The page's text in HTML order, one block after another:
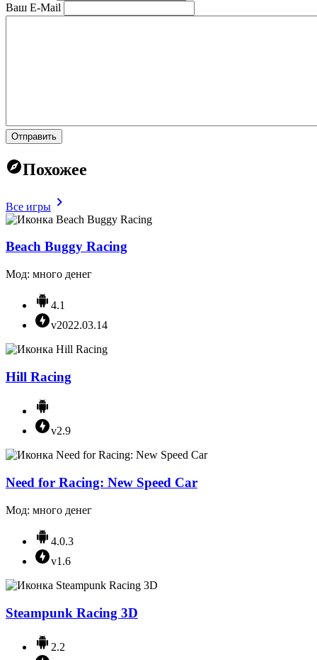
Ваш E-Mail
Отправить
Похожее
Все игры
Beach Buggy Racing
Мод: много денег
4.1
v2022.03.14
Hill Racing
v2.9
Need for Racing: New Speed Car
Мод: много денег
4.0.3
v1.6
Steampunk Racing 3D
2.2